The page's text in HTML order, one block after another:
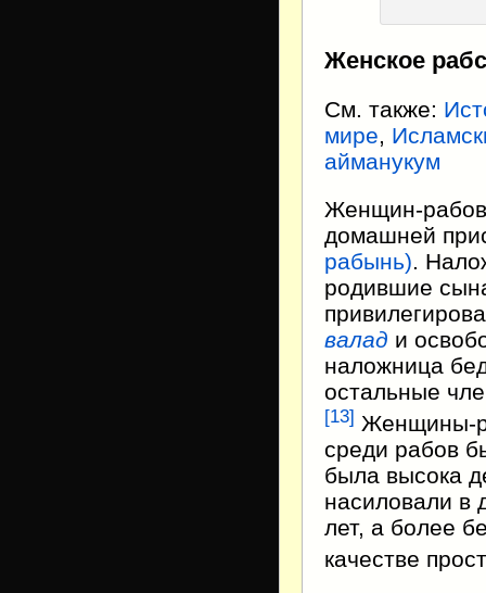
Женское
См. также:
мире,
айманукум
Женщин-рабов
домашней
рабынь).
родившие
валад и
наложница
остальные
[13] Женщины-
среди рабов
была высока
насиловали в
лет, а более
качестве